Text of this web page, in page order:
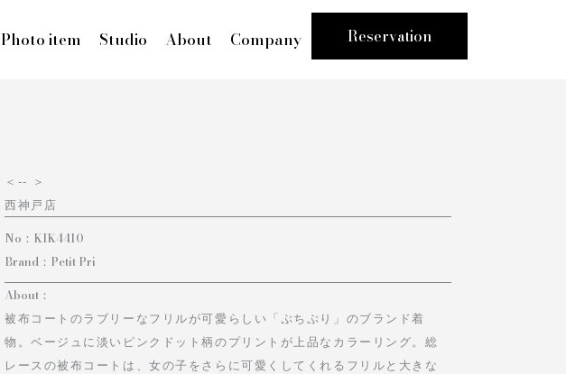
Photo item Studio About Company Reservation
＜ -- ＞
西神戸店
No： KIK4410
Brand： Petit Pri
About：
被布コートのラブリーなフリルが可愛らしい「ぷちぷり」のブランド着
物。ベージュに淡いピンクドット柄のプリントが上品なカラーリング。総
レースの被布コートは、女の子をさらに可愛くしてくれるフリルと大きな